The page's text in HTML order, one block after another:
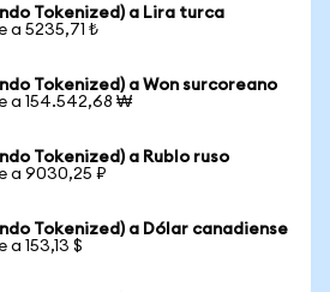
Tokenized) a Lira turca
a 5235,71 ₺
Tokenized) a Won surcoreano
a 154.542,68 ₩
Tokenized) a Rublo ruso
a 9030,25 ₽
Tokenized) a Dólar canadiense
a 153,13 $